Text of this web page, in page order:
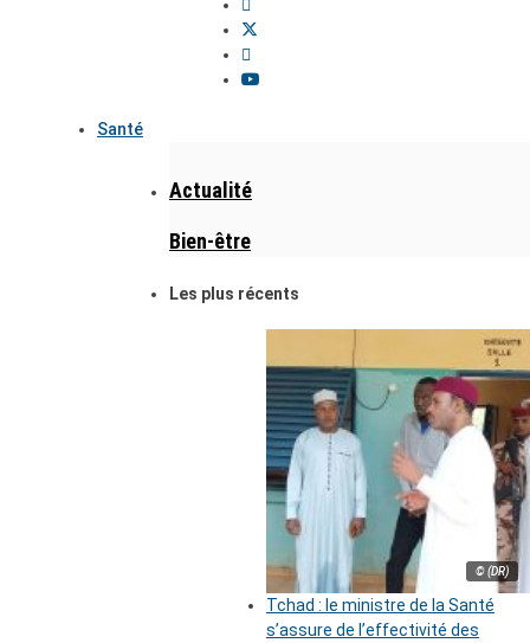
Santé
Actualité
Bien-être
Les plus récents
© (DR)
Tchad : le ministre de la Santé
s’assure de l’effectivité des